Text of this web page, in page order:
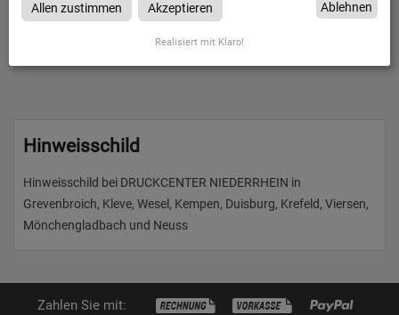
Produkte in Hinweisschild
Hinweisschild
Hinweisschild bei DRUCKCENTER NIEDERRHEIN in
Grevenbroich, Kleve, Wesel, Kempen, Duisburg, Krefeld, Viersen,
Mönchengladbach und Neuss
Zahlen Sie mit:
Allen zustimmen Akzeptieren Ablehnen
Realisiert mit Klaro!